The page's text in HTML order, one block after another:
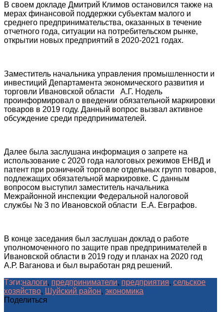
В своем докладе Дмитрий Климов остановился также на
мерах финансовой поддержки субъектам малого и
среднего предпринимательства, оказанных в течение
отчетного года, ситуации на потребительском рынке,
открытии новых предприятий в 2020-2021 годах.
Заместитель начальника управления промышленности и
инвестиций Департамента экономического развития и
торговли Ивановской области А.Г. Нодель
проинформировал о введении обязательной маркировки
товаров в 2019 году. Данный вопрос вызвал активное
обсуждение среди предпринимателей.
Далее была заслушана информация о запрете на
использование с 2020 года налоговых режимов ЕНВД и
патент при розничной торговле отдельных групп товаров,
подлежащих обязательной маркировке. С данным
вопросом выступил заместитель начальника
Межрайонной инспекции Федеральной налоговой
службы № 3 по Ивановской области Е.А. Евграфов.
В конце заседания был заслушан доклад о работе
уполномоченного по защите прав предпринимателей в
Ивановской области в 2019 году и планах на 2020 год
А.Р. Ваганова и был выработан ряд решений.
Тэги:налоги, предприниматели, предприятия, сельское
хозяйство, Шуйский район, экономика
Поделиться